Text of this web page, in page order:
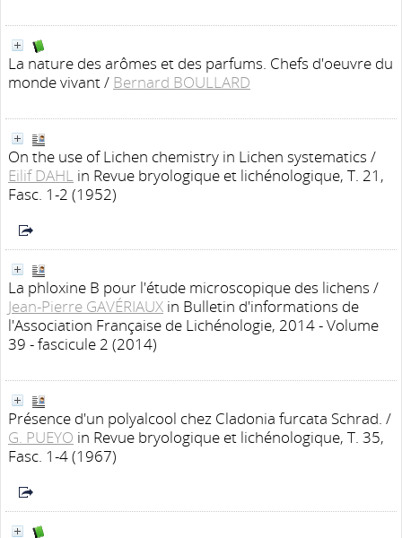
La nature des arômes et des parfums. Chefs d'oeuvre du
monde vivant/ Bernard BOULLARD
On the use of Lichen chemistry in Lichen systematics /
Eilif DAHL in Revue bryologique et lichénologique, T. 21,
Fasc. 1-2 (1952)
La phloxine B pour l'étude microscopique des lichens /
Jean-Pierre GAVÉRIAUX in Bulletin d'informations de
l'Association Française de Lichénologie, 2014 - Volume
39 - fascicule 2 (2014)
Présence d'un polyalcool chez Cladonia furcata Schrad. /
G. PUEYO in Revue bryologique et lichénologique, T. 35,
Fasc. 1-4 (1967)